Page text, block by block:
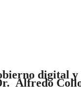
digital y
Alfredo